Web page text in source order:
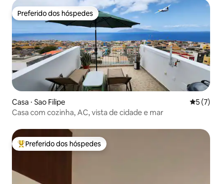
Preferido dos hóspedes
Preferido dos hóspedes
Casa ⋅ Sao Filipe 5 de
5 (7)
Casa com cozinha, AC, vista de cidade e mar
Entre os melhores preferidos dos hóspedes
Preferido dos hóspedes